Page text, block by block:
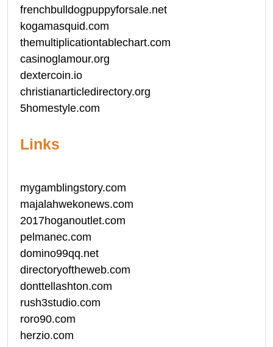
frenchbulldogpuppyforsale.net
kogamasquid.com
themultiplicationtablechart.com
casinoglamour.org
dextercoin.io
christianarticledirectory.org
5homestyle.com
Links
mygamblingstory.com
majalahwekonews.com
2017hoganoutlet.com
pelmanec.com
domino99qq.net
directoryoftheweb.com
donttellashton.com
rush3studio.com
roro90.com
herzio.com